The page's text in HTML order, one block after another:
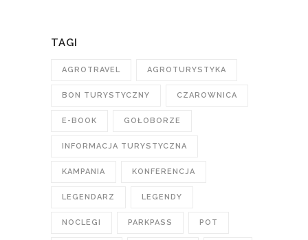
TAGI
AGROTRAVEL AGROTURYSTYKA
BON TURYSTYCZNY CZAROWNICA
E-BOOK GOŁOBORZE
INFORMACJA TURYSTYCZNA
KAMPANIA KONFERENCJA
LEGENDARZ LEGENDY
NOCLEGI PARKPASS POT